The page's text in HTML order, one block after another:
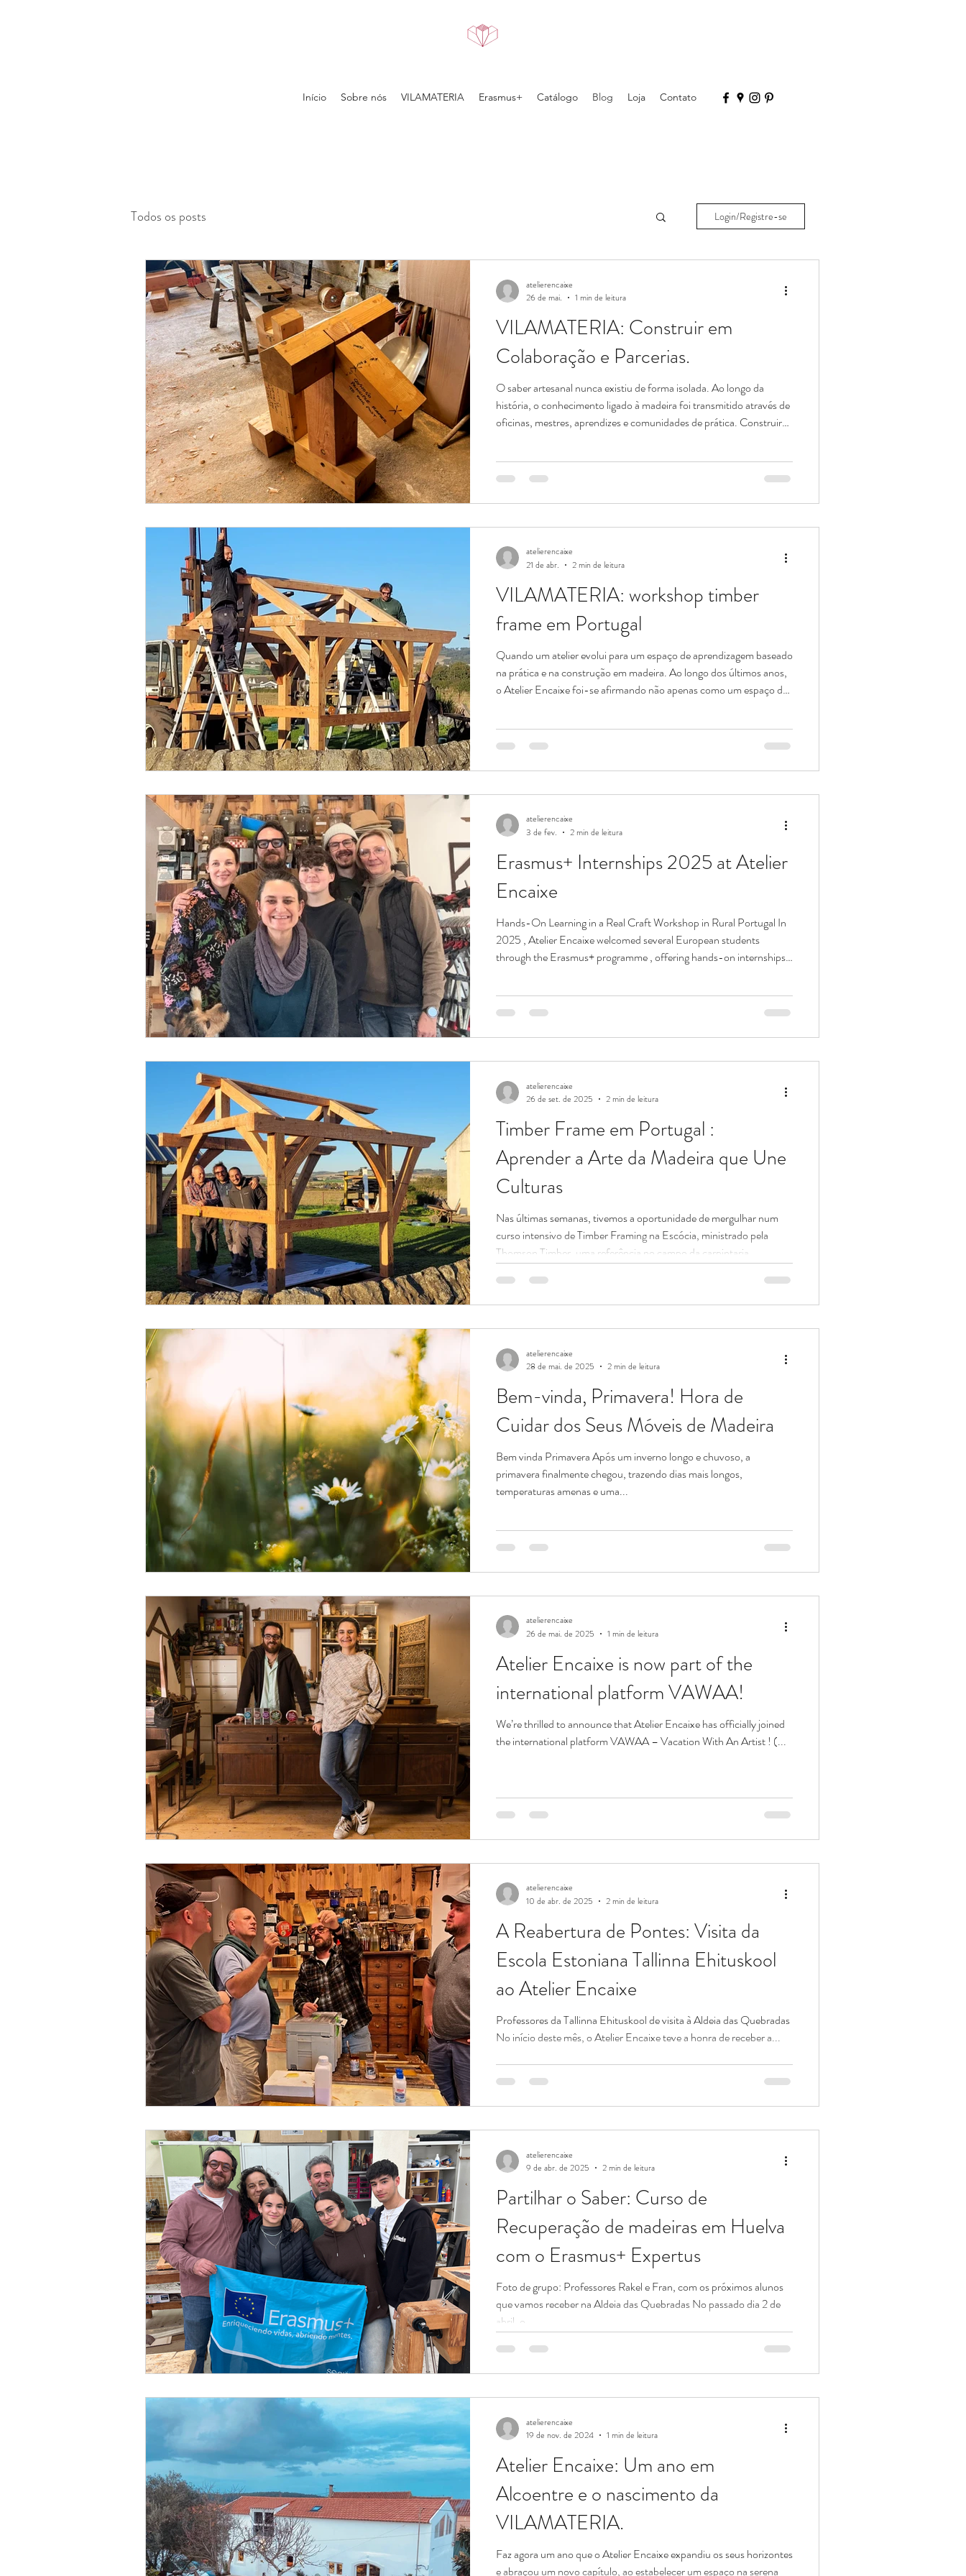
Início Sobre nós VILAMATERIA Erasmus+ Catálogo Blog Loja Contato
Todos os posts Login/Registre-se
VILAMATERIA: Construir em
Colaboração e Parcerias.
O saber artesanal nunca existiu de forma isolada. Ao longo da
história, o conhecimento ligado à madeira foi transmitido através de
oficinas, mestres, aprendizes e comunidades de prática. Construir
medida que preparamos o primeiro Workshop de Timber Frame da
de parceiros que acreditam na importância
atelierencaixe
26 de mai.
1 min de leitura
VILAMATERIA: workshop timber
frame em Portugal
Quando um atelier evolui para um espaço de aprendizagem baseado
na prática e na construção em madeira. Ao longo dos últimos anos,
o Atelier Encaixe foi-se afirmando não apenas como um espaço de
matéria. Esse percurso trouxe naturalmente pessoas de diferentes
passaram pelo atelier, sobretudo n
atelierencaixe
21 de abr.
2 min de leitura
Erasmus+ Internships 2025 at Atelier
Encaixe
Hands-On Learning in a Real Craft Workshop in Rural Portugal In
2025 , Atelier Encaixe welcomed several European students
through the Erasmus+ programme , offering hands-on internships
setting, providing students with a different and authentic experience
focus, clos
atelierencaixe
3 de fev.
2 min de leitura
Timber Frame em Portugal :
Aprender a Arte da Madeira que Une
Culturas
Nas últimas semanas, tivemos a oportunidade de mergulhar num
curso intensivo de Timber Framing na Escócia, ministrado pela
Thomson Timber, uma referência no campo da carpintaria
aproxima do essencial: madeira, dedicação, cultura e o convívio
inspirador entre pessoas que valorizam o ofício artesanal. 29 de
atelierencaixe
26 de set. de 2025
2 min de leitura
Bem-vinda, Primavera! Hora de
Cuidar dos Seus Móveis de Madeira
Bem vinda Primavera Após um inverno longo e chuvoso, a
primavera finalmente chegou, trazendo dias mais longos,
temperaturas amenas e uma...
atelierencaixe
28 de mai. de 2025
2 min de leitura
Atelier Encaixe is now part of the
international platform VAWAA!
We’re thrilled to announce that Atelier Encaixe has officially joined
the international platform VAWAA – Vacation With An Artist ! (...
atelierencaixe
26 de mai. de 2025
1 min de leitura
A Reabertura de Pontes: Visita da
Escola Estoniana Tallinna Ehituskool
ao Atelier Encaixe
Professores da Tallinna Ehituskool de visita à Aldeia das Quebradas
No início deste mês, o Atelier Encaixe teve a honra de receber a...
atelierencaixe
10 de abr. de 2025
2 min de leitura
Partilhar o Saber: Curso de
Recuperação de madeiras em Huelva
com o Erasmus+ Expertus
Foto de grupo: Professores Rakel e Fran, com os próximos alunos
que vamos receber na Aldeia das Quebradas No passado dia 2 de
abril, o...
atelierencaixe
9 de abr. de 2025
2 min de leitura
Atelier Encaixe: Um ano em
Alcoentre e o nascimento da
VILAMATERIA.
Faz agora um ano que o Atelier Encaixe expandiu os seus horizontes
e abraçou um novo capítulo, ao estabelecer um espaço na serena
atelierencaixe
19 de nov. de 2024
1 min de leitura